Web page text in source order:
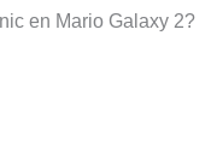
en Mario Galaxy 2?